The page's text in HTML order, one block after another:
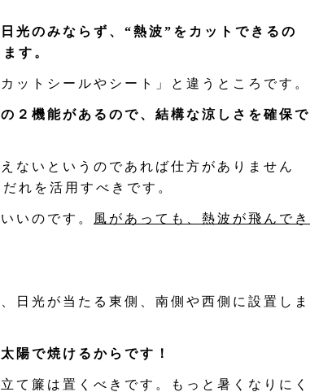
光のみならず、“熱波”をカットできるの
す。
ットシールやシート」と違うところです。
２機能があるので、結構な涼しさを確保で
ないというのであれば仕方がありません
れを活用すべきです。
いのです。
風があっても、熱波が飛んでき
日光が当たる東側、南側や西側に設置しま
陽で焼けるからです！
て簾は置くべきです。もっと暑くなりにく